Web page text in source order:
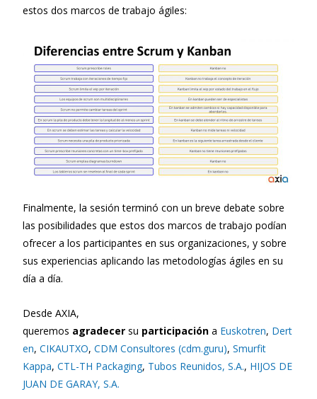
estos dos marcos de trabajo ágiles:
Finalmente, la sesión terminó con un breve debate sobre
las posibilidades que estos dos marcos de trabajo podían
ofrecer a los participantes en sus organizaciones, y sobre
sus experiencias aplicando las metodologías ágiles en su
día a día.
Desde AXIA,
queremos agradecer su participación a Euskotren, Dert
en, CIKAUTXO, CDM Consultores (cdm.guru), Smurfit
Kappa, CTL-TH Packaging, Tubos Reunidos, S.A., HIJOS DE
JUAN DE GARAY, S.A.